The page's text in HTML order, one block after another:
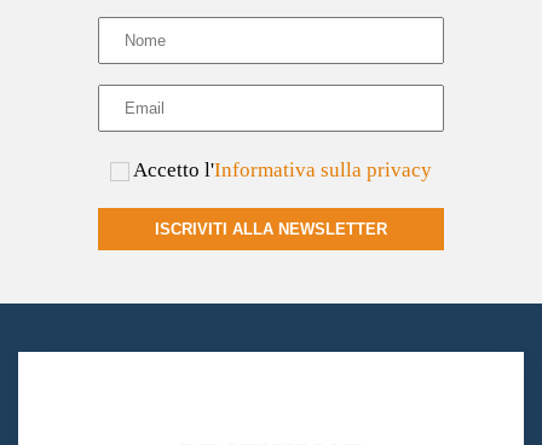
Accetto l'Informativa sulla privacy
ISCRIVITI ALLA NEWSLETTER